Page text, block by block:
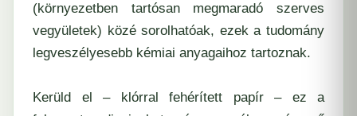
(környezetben tartósan megmaradó szerves
vegyületek) közé sorolhatóak, ezek a tudomány
legveszélyesebb kémiai anyagaihoz tartoznak.
Kerüld el – klórral fehérített papír – ez a